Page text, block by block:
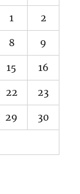
1 2
8 9
15 16
22 23
29 30